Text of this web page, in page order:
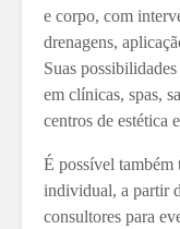
e corpo, com
drenagens,
Suas
em clínicas, spas,
centros de estética
É possível também
individual, a partir
consultores para